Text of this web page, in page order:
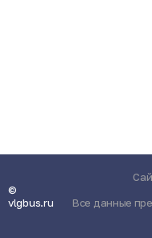
©
vlgbus.ru
Все данные